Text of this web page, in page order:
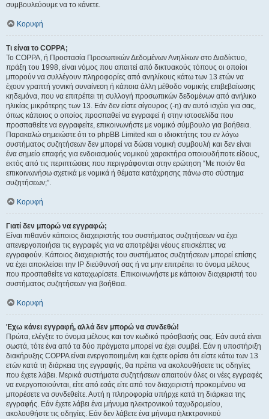
συμβουλεύουμε να το κάνετε.
Κορυφή
Τι είναι το COPPA;
Το COPPA, ή Προστασία Προσωπικών Δεδομένων Ανηλίκων στο Διαδίκτυο,
πράξη του 1998, είναι νόμος που απαιτεί από δικτυακούς τόπους οι οποίοι
μπορούν να συλλέγουν πληροφορίες από ανηλίκους κάτω των 13 ετών να
έχουν γραπτή γονική συναίνεση ή κάποια άλλη μέθοδο νομικής επιβεβαίωσης
κηδεμόνα, που να επιτρέπει τη συλλογή προσωπικών δεδομένων από ανήλικο
ηλικίας μικρότερης των 13. Εάν δεν είστε σίγουρος (-η) αν αυτό ισχύει για σας,
όπως κάποιος ο οποίος προσπαθεί να εγγραφεί ή στην ιστοσελίδα που
προσπαθείτε να εγγραφείτε, επικοινωνήστε με νομικό σύμβουλο για βοήθεια.
Παρακαλώ σημειώστε ότι το phpBB Limited και ο ιδιοκτήτης του εν λόγω
συστήματος συζητήσεων δεν μπορεί να δώσει νομική συμβουλή και δεν είναι
ένα σημείο επαφής για ενδοιασμούς νομικού χαρακτήρα οποιουδήποτε είδους,
εκτός από τις περιπτώσεις που περιγράφονται στην ερώτηση “Με ποιόν θα
επικοινωνήσω σχετικά με νομικά ή θέματα κατάχρησης πάνω στο σύστημα
συζητήσεων;”.
Κορυφή
Γιατί δεν μπορώ να εγγραφώ;
Είναι πιθανόν κάποιος διαχειριστής του συστήματος συζητήσεων να έχει
απενεργοποιήσει τις εγγραφές για να αποτρέψει νέους επισκέπτες να
εγγραφούν. Κάποιος διαχειριστής του συστήματος συζητήσεων μπορεί επίσης
να έχει αποκλείσει την IP διεύθυνσή σας ή να μην επιτρέπει το όνομα μέλους
που προσπαθείτε να καταχωρίσετε. Επικοινωνήστε με κάποιον διαχειριστή του
συστήματος συζητήσεων για βοήθεια.
Κορυφή
Έχω κάνει εγγραφή, αλλά δεν μπορώ να συνδεθώ!
Πρώτα, ελέγξτε το όνομα μέλους και τον κωδικό πρόσβασής σας. Εάν αυτά είναι
σωστά, τότε ένα από τα δύο πράγματα μπορεί να έχει συμβεί. Εάν η υποστήριξη
διακήρυξης COPPA είναι ενεργοποιημένη και έχετε ορίσει ότι είστε κάτω των 13
ετών κατά τη διάρκεια της εγγραφής, θα πρέπει να ακολουθήσετε τις οδηγίες
που έχετε λάβει. Μερικά συστήματα συζητήσεων απαιτούν όλες οι νέες εγγραφές
να ενεργοποιούνται, είτε από εσάς είτε από τον διαχειριστή προκειμένου να
μπορέσετε να συνδεθείτε. Αυτή η πληροφορία υπήρχε κατά τη διάρκεια της
εγγραφής. Εάν έχετε λάβει ένα μήνυμα ηλεκτρονικού ταχυδρομείου,
ακολουθήστε τις οδηγίες. Εάν δεν λάβετε ένα μήνυμα ηλεκτρονικού